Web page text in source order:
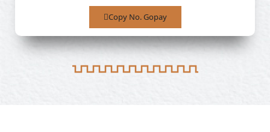
Copy No. Gopay